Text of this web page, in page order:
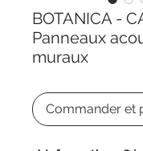
BOTANICA -
Panneaux
muraux
Commander et